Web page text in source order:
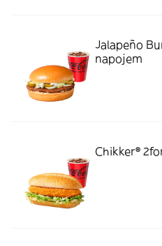
Jalapeño
napojem
Chikker®